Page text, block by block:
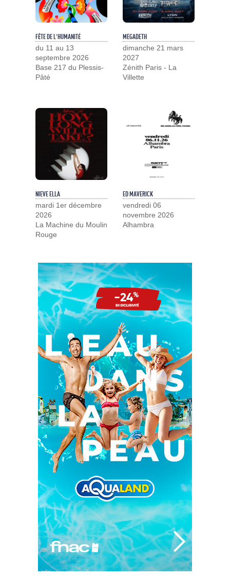
FÊTE DE L'HUMANITÉ
du 11 au 13
septembre 2026
Base 217 du Plessis-
Pâté
MEGADETH
dimanche 21 mars
2027
Zénith Paris - La
Villette
NIEVE ELLA
mardi 1er décembre
2026
La Machine du Moulin
Rouge
ED MAVERICK
vendredi 06
novembre 2026
Alhambra